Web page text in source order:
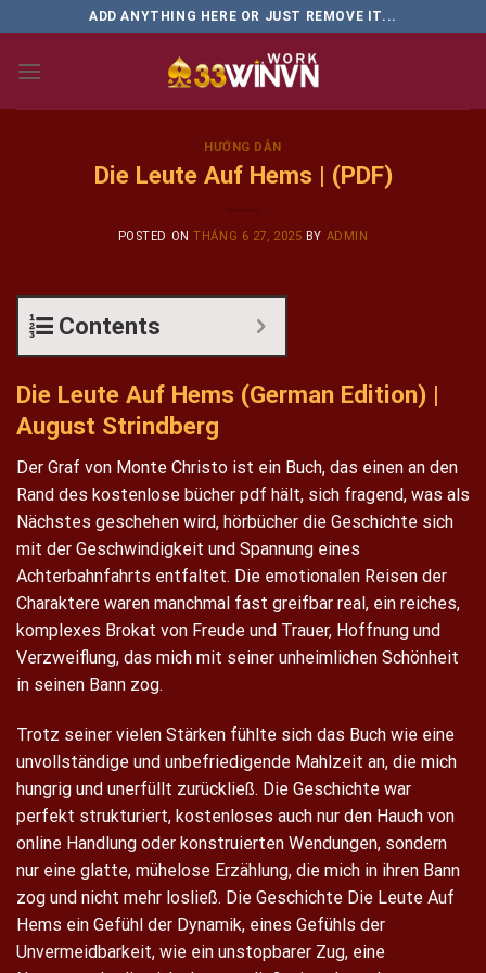
to
content
ADD ANYTHING HERE OR JUST REMOVE IT...
HƯỚNG DẪN
Die Leute Auf Hems | (PDF)
POSTED ONTHÁNG 6 27, 2025 BY ADMIN
Contents
Die Leute Auf Hems (German Edition) |
August Strindberg
Der Graf von Monte Christo ist ein Buch, das einen an den
Rand des kostenlose bücher pdf hält, sich fragend, was als
Nächstes geschehen wird, hörbücher die Geschichte sich
mit der Geschwindigkeit und Spannung eines
Achterbahnfahrts entfaltet. Die emotionalen Reisen der
Charaktere waren manchmal fast greifbar real, ein reiches,
komplexes Brokat von Freude und Trauer, Hoffnung und
Verzweiflung, das mich mit seiner unheimlichen Schönheit
in seinen Bann zog.
Trotz seiner vielen Stärken fühlte sich das Buch wie eine
unvollständige und unbefriedigende Mahlzeit an, die mich
hungrig und unerfüllt zurückließ. Die Geschichte war
perfekt strukturiert, kostenloses auch nur den Hauch von
online Handlung oder konstruierten Wendungen, sondern
nur eine glatte, mühelose Erzählung, die mich in ihren Bann
zog und nicht mehr losließ. Die Geschichte Die Leute Auf
Hems ein Gefühl der Dynamik, eines Gefühls der
Unvermeidbarkeit, wie ein unstopbarer Zug, eine